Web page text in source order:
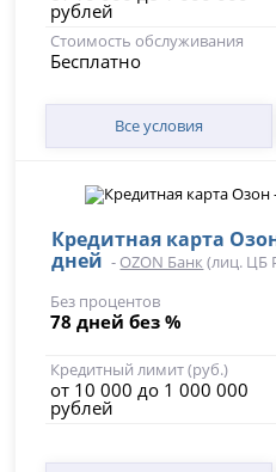
рублей
Стоимость обслуживания
Бесплатно
Все условия
Кредитная карта
дней - OZON Банк (лиц. ЦБ
Без процентов
78 дней без %
Кредитный лимит (руб.)
от 10 000 до 1 000 000
рублей